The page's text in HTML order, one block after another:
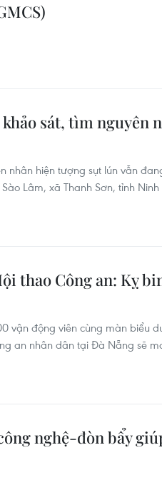
sát, tìm nguyên
nhân hiện tượng sụt lún vẫn
Lâm, xã Thanh Sơn, tỉnh
thao Công an: Kỵ
vận động viên cùng màn biểu
an nhân dân tại Đà Nẵng sẽ
nghệ-đòn bẩy